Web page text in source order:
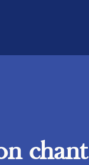
chant